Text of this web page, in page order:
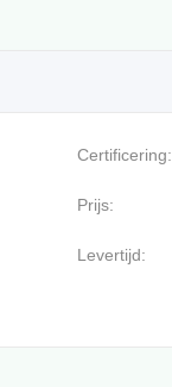
Certificering:
Prijs:
Levertijd: